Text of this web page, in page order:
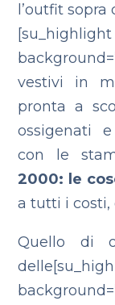
l’outfit
[su_highlight
vestivi in
pronta a
ossigenati
con le
2000: le
a tutti i costi,
Quello di